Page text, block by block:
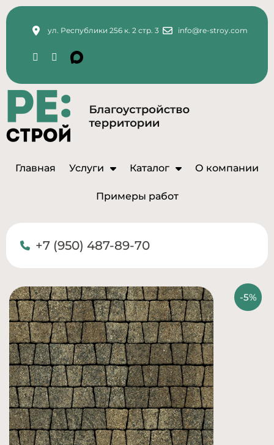
ул. Республики 256 к. 2 стр. 3 info@re-stroy.com
Главная Услуги Каталог О компании
Примеры работ
+7 (950) 487-89-70